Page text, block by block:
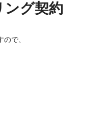
ング契約
ので、